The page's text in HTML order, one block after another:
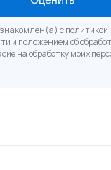
сполитикой
и положением об
на обработку моих